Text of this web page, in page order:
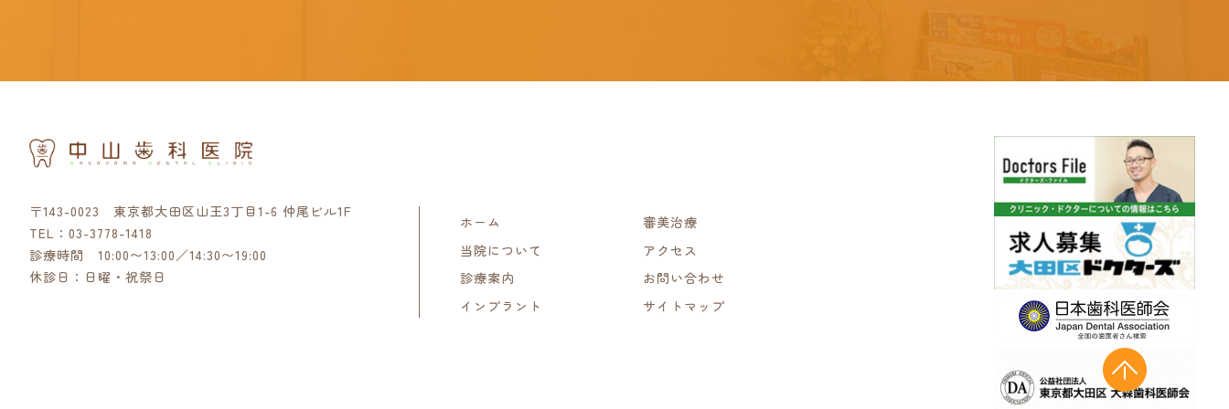
〒143-0023 東京都大田区山王3丁目1-6 仲尾ビル1F
TEL： 03-3778-1418
診療時間 10:00〜13:00／14:30〜19:00
休診日：日曜・祝祭日
ホーム
当院について
診療案内
インプラント
審美治療
アクセス
お問い合わせ
サイトマップ